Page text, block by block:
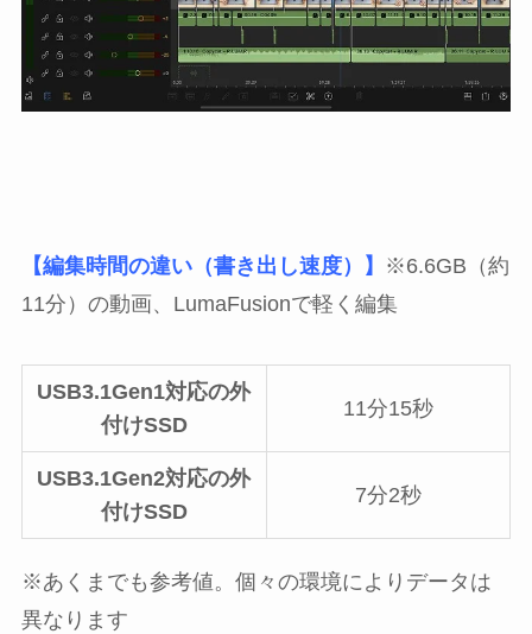
【編集時間の違い（書き出し速度）】
※6.6GB（約
11分）の動画、LumaFusionで軽く編集
USB3.1Gen1対応の外
付けSSD
11分15秒
USB3.1Gen2対応の外
付けSSD
7分2秒
※あくまでも参考値。個々の環境によりデータは
異なります